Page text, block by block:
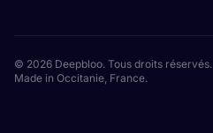
© 2026 Deepbloo. Tous droits réservés.
Made in Occitanie, France.